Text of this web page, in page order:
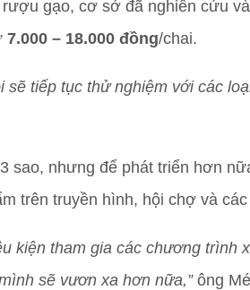
gạo, cơ sở đã nghiên cứu
7.000 – 18.000 đồng/chai.
sẽ tiếp tục thử nghiệm với các
sao, nhưng để phát triển hơn
trên truyền hình, hội chợ và
kiện tham gia các chương
sẽ vươn xa hơn nữa,”ông